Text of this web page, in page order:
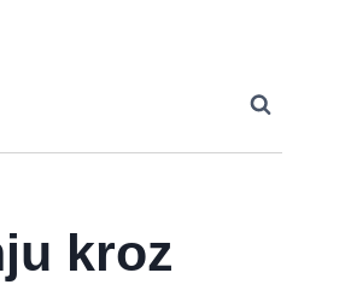
kroz